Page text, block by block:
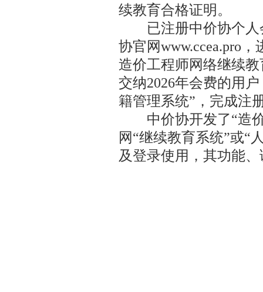
续教育合格证明。
已注册中价协个人
协官网www.ccea.pro
造价工程师网络继续
交纳2026年会费的用
籍管理系统”，完成注
中价协开发了“造价
网“继续教育系统”或“
及登录使用，其功能